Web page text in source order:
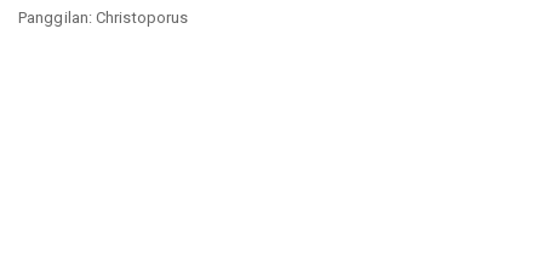
Panggilan: Christoporus